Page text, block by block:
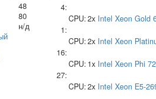
48
80
н/д
4:
CPU:2x Intel Xeon Gold
1:
CPU:2x Intel Xeon
16:
CPU: 1x Intel Xeon Phi
27:
CPU:2x Intel Xeon E5-